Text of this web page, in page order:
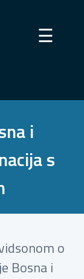
×
☰
i
s
o
Bosna i